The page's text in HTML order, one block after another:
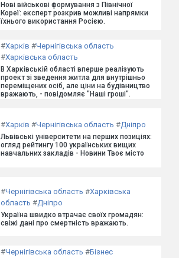
Нові військові формування з Північної
Кореї: експерт розкрив можливі напрямки
їхнього використання Росією.
#Харків #Чернігівська область
#Харківська область
В Харківській області вперше реалізують
проект зі зведення житла для внутрішньо
переміщених осіб, але ціни на будівництво
вражають, - повідомляє "Наші гроші".
#Харків #Чернігівська область #Дніпро
Львівські університети на перших позиціях:
огляд рейтингу 100 українських вищих
навчальних закладів - Новини Твоє місто
#Чернігівська область #Харківська
область #Дніпро
Україна швидко втрачає своїх громадян:
свіжі дані про смертність вражають.
#Чернігівська область #Бізнес